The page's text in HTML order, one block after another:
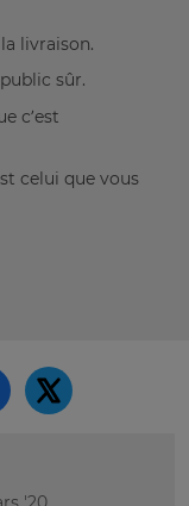
livraison.
sûr.
c’est
celui que vous